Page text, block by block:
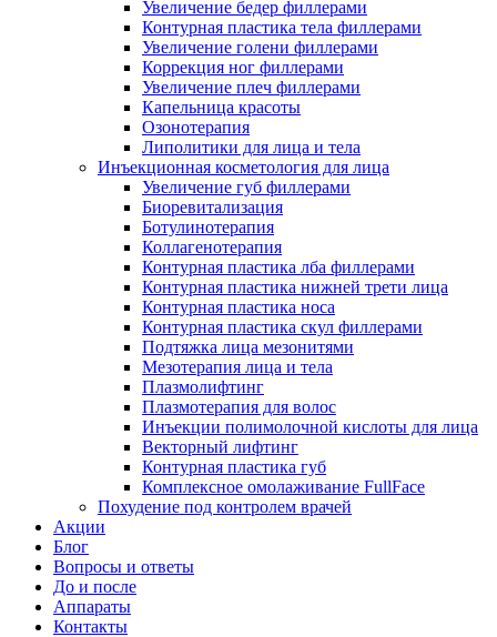
Увеличение бедер филлерами
Контурная пластика тела филлерами
Увеличение голени филлерами
Коррекция ног филлерами
Увеличение плеч филлерами
Капельница красоты
Озонотерапия
Липолитики для лица и тела
Инъекционная косметология для лица
Увеличение губ филлерами
Биоревитализация
Ботулинотерапия
Коллагенотерапия
Контурная пластика лба филлерами
Контурная пластика нижней трети лица
Контурная пластика носа
Контурная пластика скул филлерами
Подтяжка лица мезонитями
Мезотерапия лица и тела
Плазмолифтинг
Плазмотерапия для волос
Инъекции полимолочной кислоты для лица
Векторный лифтинг
Контурная пластика губ
Комплексное омолаживание FullFace
Похудение под контролем врачей
Акции
Блог
Вопросы и ответы
До и после
Аппараты
Контакты